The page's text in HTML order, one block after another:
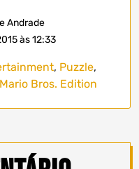
Andrade
às 12:33
, Puzzle,
Bros. Edition